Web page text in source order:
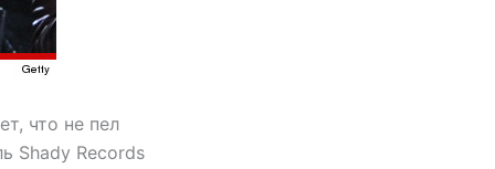
что не пел
Shady Records